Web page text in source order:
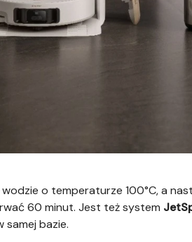
o temperaturze 100°C, a
60 minut. Jest też system
samej bazie.